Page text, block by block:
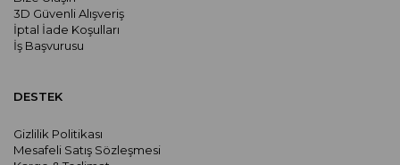
3D Güvenli Alışveriş
İptal İade Koşulları
İş Başvurusu
DESTEK
Gizlilik Politikası
Mesafeli Satış Sözleşmesi